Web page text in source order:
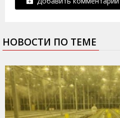
НОВОСТИ ПО ТЕМЕ